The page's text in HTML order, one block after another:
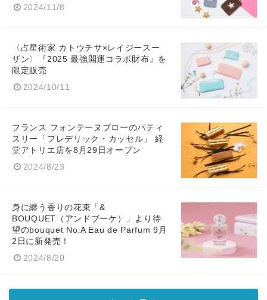
2024/11/8
〈占星術家 カトウチサ×レイジースー
ザン〉『2025 最強開運コラボ財布』を
限定販売
2024/10/11
フランス フォンテーヌブローのパティ
スリー「フレデリック・カッセル」 経
堂アトリエ店を8月29日オープン
2024/8/23
身に纏う香りの花束「&
BOUQUET（アンドブーケ）」より待
望のbouquet No.A Eau de Parfum 9月
2日に新発売！
2024/8/20